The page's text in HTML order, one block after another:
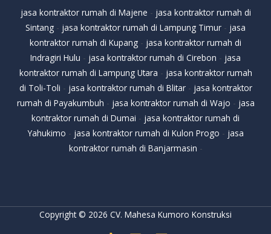
jasa kontraktor rumah di Majene - jasa kontraktor rumah di
Sintang - jasa kontraktor rumah di Lampung Timur - jasa
kontraktor rumah di Kupang - jasa kontraktor rumah di
Indragiri Hulu - jasa kontraktor rumah di Cirebon - jasa
kontraktor rumah di Lampung Utara - jasa kontraktor rumah
di Toli-Toli - jasa kontraktor rumah di Blitar- jasa kontraktor
rumah di Payakumbuh - jasa kontraktor rumah di Wajo - jasa
kontraktor rumah di Dumai - jasa kontraktor rumah di
Yahukimo - jasa kontraktor rumah di Kulon Progo - jasa
kontraktor rumah di Banjarmasin -
Copyright © 2026 CV. Mahesa Kumoro Konstruksi